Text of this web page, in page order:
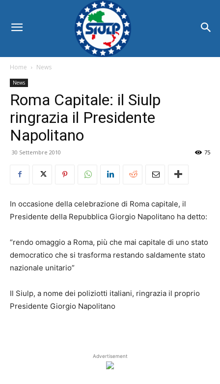
Home News
News
Roma Capitale: il Siulp
ringrazia il Presidente
Napolitano
30 Settembre 2010 75
In occasione della celebrazione di Roma capitale, il
Presidente della Repubblica Giorgio Napolitano ha detto:
“rendo omaggio a Roma, più che mai capitale di uno stato
democratico che si trasforma restando saldamente stato
nazionale unitario”
Il Siulp, a nome dei poliziotti italiani, ringrazia il proprio
Presidente Giorgio Napolitano
Advertisement